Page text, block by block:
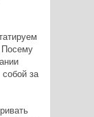
Посему
за